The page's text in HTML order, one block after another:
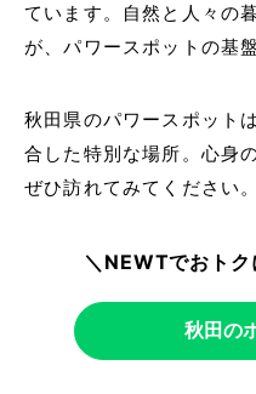
ています。自然と人々の
が、パワースポットの基
秋田県のパワースポット
合した特別な場所。心身
ぜひ訪れてみてください。
＼NEWTでおト
秋田の